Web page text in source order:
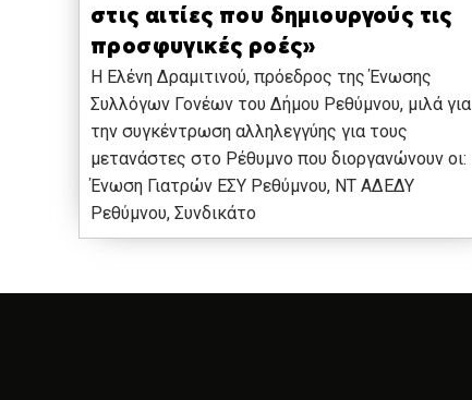
στις αιτίες που δημιουργούς τις
προσφυγικές ροές»
Η Ελένη Δραμιτινού, πρόεδρος της Ένωσης
Συλλόγων Γονέων του Δήμου Ρεθύμνου, μιλά για
την συγκέντρωση αλληλεγγύης για τους
μετανάστες στο Ρέθυμνο που διοργανώνουν οι:
Ένωση Γιατρών ΕΣΥ Ρεθύμνου, ΝΤ ΑΔΕΔΥ
Ρεθύμνου, Συνδικάτο